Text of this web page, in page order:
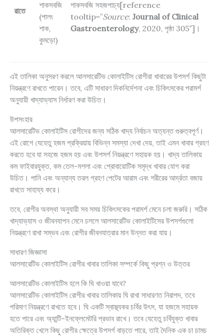
রাতে
শাকসবজি
(পালং
শাক,
কুমড়ো)
শাকসবজি সহজপাচ্য[reference
tooltip=”Source: Journal of Clinical
Gastroenterology, 2020, পৃষ্ঠা 305″]।
এই তালিকা অনুসরণ করলে আলসারেটিভ কোলাইটিস রোগীরা খাবারের উপসর্গ কিছুটা
নিয়ন্ত্রণে রাখতে পারেন। তবে, এটি সাধারণ দিকনির্দেশনা এবং চিকিৎসকের পরামর্শ
অনুযায়ী খাদ্যাভ্যাস নির্ধারণ করা উচিত।
উপসংহার
আলসারেটিভ কোলাইটিস রোগীদের জন্য সঠিক খাদ্য নির্বাচন অত্যন্ত গুরুত্বপূর্ণ।
এই রোগে যেহেতু হজম প্রক্রিয়ায় বিভিন্ন সমস্যা দেখা দেয়, তাই এমন খাবার গ্রহণ
করতে হবে যা সহজে হজম হয় এবং উপসর্গ নিয়ন্ত্রণে সহায়ক হয়। খাদ্য তালিকায়
কম ফাইবারযুক্ত, কম তেল-মশলা এবং প্রোবায়োটিক সমৃদ্ধ খাবার যোগ করা
উচিত। পানি এবং অন্যান্য তরল গ্রহণ পেটের আরাম এবং শরীরের আর্দ্রতা বজায়
রাখতে সাহায্য করে।
তবে, রোগীর অবস্থা অনুযায়ী সব সময় চিকিৎসকের পরামর্শ মেনে চলা জরুরি। সঠিক
খাদ্যাভ্যাস ও জীবনযাপন মেনে চললে আলসারেটিভ কোলাইটিসের উপসর্গগুলো
নিয়ন্ত্রণে রাখা সম্ভব এবং রোগীর জীবনযাত্রার মান উন্নত করা যায়।
সাধারণ জিজ্ঞাসা
আলসারেটিভ কোলাইটিস রোগীর খাবার তালিকা সম্পর্কে কিছু প্রশ্ন ও উত্তর
আলসারেটিভ কোলাইটিস হলে কি ঘি খাওয়া যাবে?
আলসারেটিভ কোলাইটিস রোগীর খাবার তালিকায় ঘি রাখা সাধারণত নিরাপদ, তবে
পরিমাণ নিয়ন্ত্রণে রাখতে হবে। ঘি একটি স্বাস্থ্যকর চর্বির উৎস, যা হজমে সহায়ক
হতে পারে এবং অ্যান্টি-ইনফ্লেমেটরি প্রভাব রাখে। তবে যেহেতু চর্বিযুক্ত খাবার
অতিরিক্ত খেলে কিছু রোগীর ক্ষেত্রে উপসর্গ বাড়তে পারে, তাই দৈনিক এক চা চামচ